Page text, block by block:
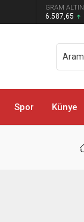
GRAM ALTIN
6.587,65
Spor Künye